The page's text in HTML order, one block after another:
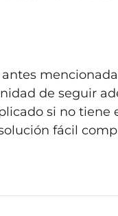
de seguir
si no tiene
fácil